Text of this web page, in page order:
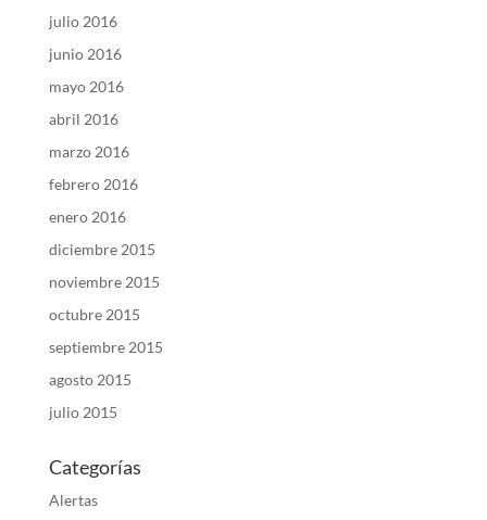
julio 2016
junio 2016
mayo 2016
abril 2016
marzo 2016
febrero 2016
enero 2016
diciembre 2015
noviembre 2015
octubre 2015
septiembre 2015
agosto 2015
julio 2015
Categorías
Alertas